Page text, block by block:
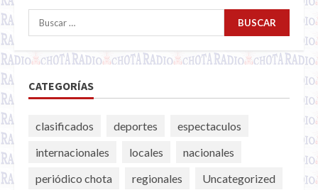
Buscar:
CATEGORÍAS
clasificados deportes
espectaculos
internacionales
locales
nacionales
periódico chota
regionales Uncategorized